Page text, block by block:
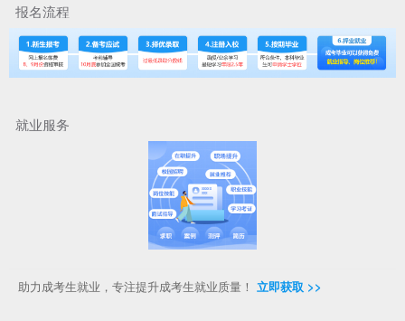
报名流程
就业服务
助力成考生就业，专注提升成考生就业质量！ 立即获取 >>